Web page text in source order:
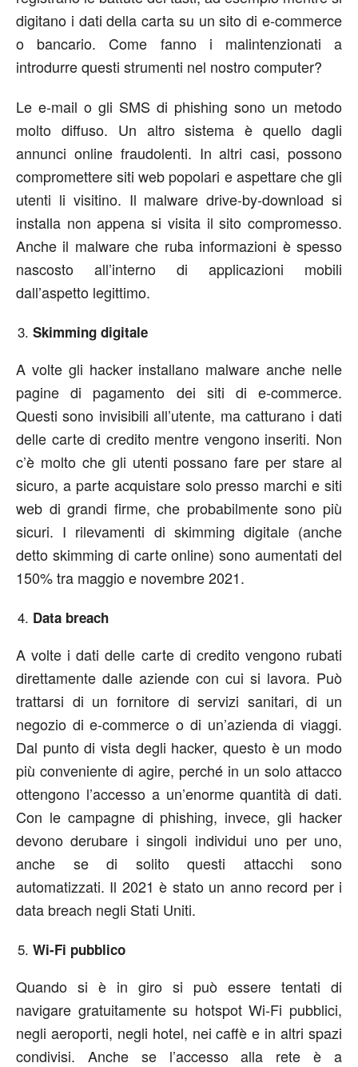
digitano i dati della carta su un sito di e-commerce
o bancario. Come fanno i malintenzionati a
introdurre questi strumenti nel nostro computer?
Le e-mail o gli SMS di phishing sono un metodo
molto diffuso. Un altro sistema è quello dagli
annunci online fraudolenti. In altri casi, possono
compromettere siti web popolari e aspettare che gli
utenti li visitino. Il malware drive-by-download si
installa non appena si visita il sito compromesso.
Anche il malware che ruba informazioni è spesso
nascosto all’interno di applicazioni mobili
dall’aspetto legittimo.
Skimming digitale
A volte gli hacker installano malware anche nelle
pagine di pagamento dei siti di e-commerce.
Questi sono invisibili all’utente, ma catturano i dati
delle carte di credito mentre vengono inseriti. Non
c’è molto che gli utenti possano fare per stare al
sicuro, a parte acquistare solo presso marchi e siti
web di grandi firme, che probabilmente sono più
sicuri. I rilevamenti di skimming digitale (anche
detto skimming di carte online) sono aumentati del
150% tra maggio e novembre 2021.
Data breach
A volte i dati delle carte di credito vengono rubati
direttamente dalle aziende con cui si lavora. Può
trattarsi di un fornitore di servizi sanitari, di un
negozio di e-commerce o di un’azienda di viaggi.
Dal punto di vista degli hacker, questo è un modo
più conveniente di agire, perché in un solo attacco
ottengono l’accesso a un’enorme quantità di dati.
Con le campagne di phishing, invece, gli hacker
devono derubare i singoli individui uno per uno,
anche se di solito questi attacchi sono
automatizzati. Il 2021 è stato un anno record per i
data breach negli Stati Uniti.
Wi-Fi pubblico
Quando si è in giro si può essere tentati di
navigare gratuitamente su hotspot Wi-Fi pubblici,
negli aeroporti, negli hotel, nei caffè e in altri spazi
condivisi. Anche se l’accesso alla rete è a